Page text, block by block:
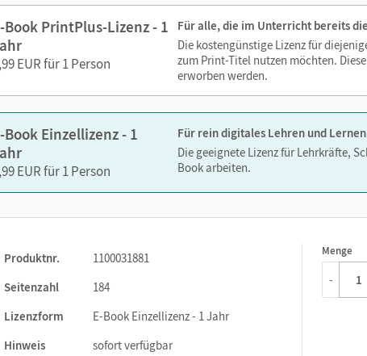
sind wichtige Bestandteile dieses E-Books. Sie sind
unkompliziert darauf zugreifen können. So gestalten Sie
Kein Medienwechsel! Kein zeitaufwendiges
in diesem E-Book:
Prüfungsmodus in der Cornelsen Lernen App verfügbar
Beispiele
Simulationen
steht das E-Book in der Cornelsen Lernen App
einzusetzen. Dazu wird der Zugriff auf das
Des Weiteren können die Schüler/-innen während der
Book PrintPlus-Lizenz - 1
EUR für 1 Person
Für alle, die im Unterricht bereits
Die kostengünstige Lizenz für
zum Print-Titel nutzen möchten.
erworben werden.
Book Einzellizenz - 1
EUR für 1 Person
Für rein digitales Lehren und Lernen
Die geeignete Lizenz für Lehrkräfte,
Book arbeiten.
Produktnr.
1100031881
Seitenzahl
184
Lizenzform
E-Book Einzellizenz - 1 Jahr
Hinweis
sofort verfügbar
Menge
1
-